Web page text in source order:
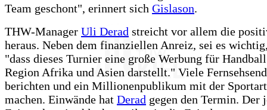
Team geschont", erinnert sich Gislason.
THW-Manager Uli Derad streicht vor allem die
heraus. Neben dem finanziellen Anreiz, sei es
"dass dieses Turnier eine große Werbung für
Region Afrika und Asien darstellt." Viele
berichten und ein Millionenpublikum mit der
machen. Einwände hat Derad gegen den Termin. Der